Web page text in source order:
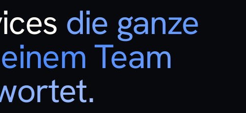
die ganze
Team